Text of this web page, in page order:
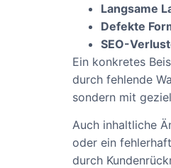
Langsame
Defekte
SEO-
Ein konkretes
durch fehlende
sondern mit
Auch inhaltliche
oder ein
durch